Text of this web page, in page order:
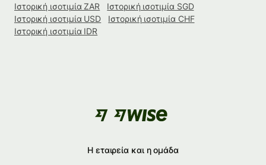
Ιστορική ισοτιμία ZAR
Ιστορική ισοτιμία SGD
Ιστορική ισοτιμία USD
Ιστορική ισοτιμία CHF
Ιστορική ισοτιμία IDR
Η εταιρεία και η ομάδα